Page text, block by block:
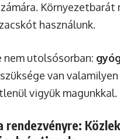
Környezetbarát
használunk.
nem utolsósorban:
van
vigyük magunkkal.
rendezvényre: